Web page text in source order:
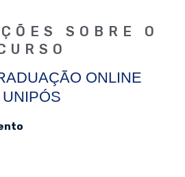
SOBRE O
ONLINE
UNIPÓS